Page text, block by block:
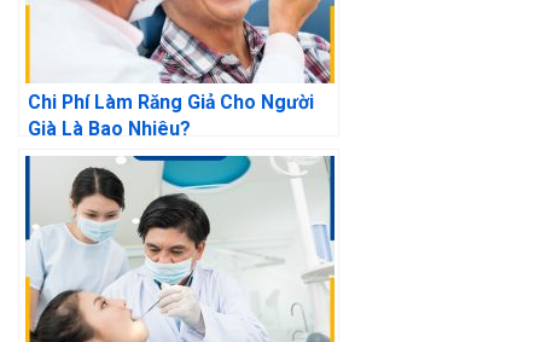
Chi Phí Làm Răng Giả Cho Người
Già Là Bao Nhiêu?